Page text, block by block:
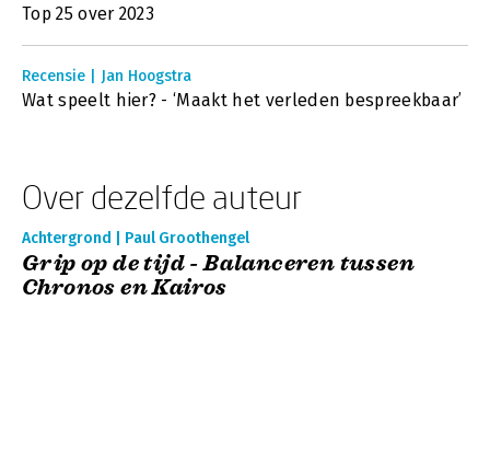
Top 25 over 2023
Recensie | Jan Hoogstra
Wat speelt hier? - ‘Maakt het verleden bespreekbaar’
Over dezelfde auteur
Achtergrond | Paul Groothengel
Grip op de tijd - Balanceren tussen
Chronos en Kairos